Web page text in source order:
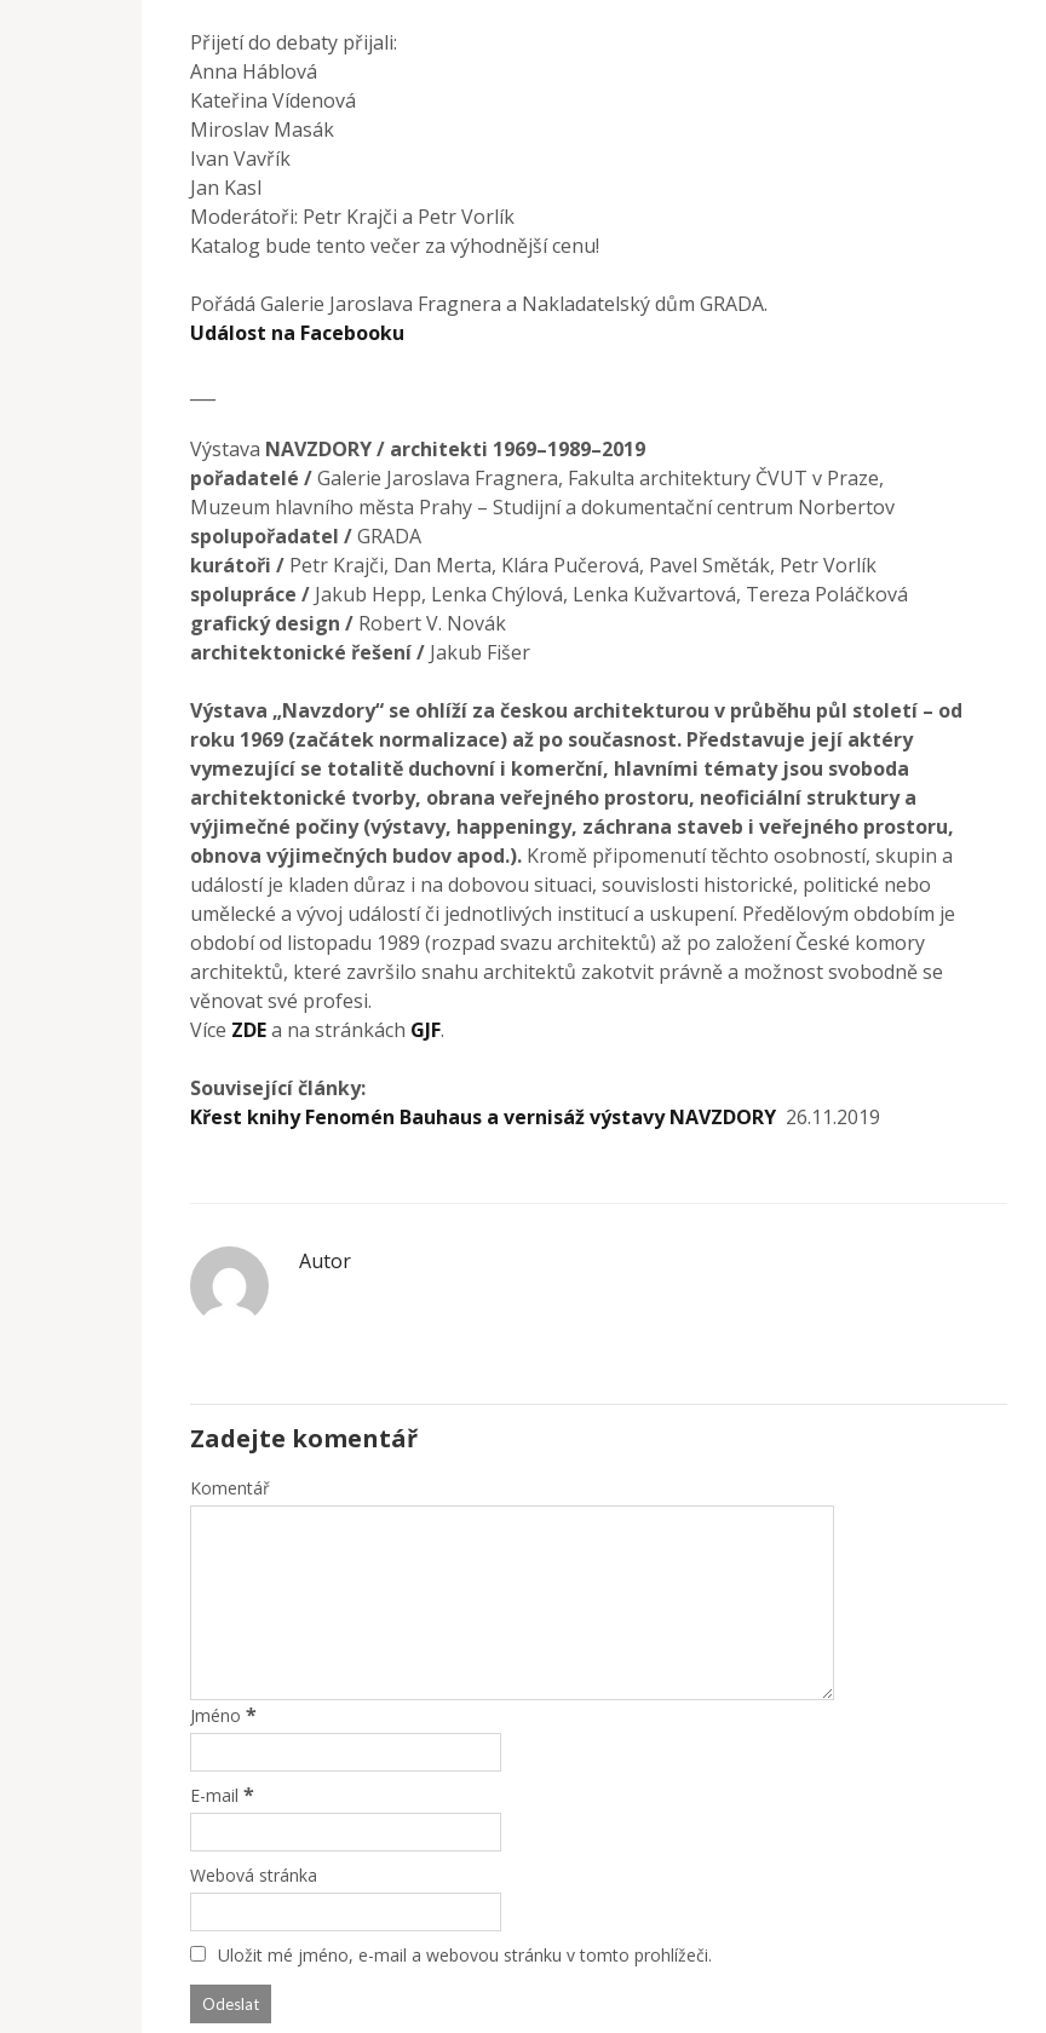
Přijetí do debaty přijali:
Anna Háblová
Kateřina Vídenová
Miroslav Masák
Ivan Vavřík
Jan Kasl
Moderátoři: Petr Krajči a Petr Vorlík
Katalog bude tento večer za výhodnější cenu!
Pořádá Galerie Jaroslava Fragnera a Nakladatelský dům GRADA.
Událost na Facebooku
Výstava NAVZDORY / architekti 1969–1989–2019
pořadatelé /Galerie Jaroslava Fragnera, Fakulta architektury ČVUT v Praze,
Muzeum hlavního města Prahy – Studijní a dokumentační centrum Norbertov
spolupořadatel /GRADA
kurátoři / Petr Krajči, Dan Merta, Klára Pučerová, Pavel Směták, Petr Vorlík
spolupráce / Jakub Hepp, Lenka Chýlová, Lenka Kužvartová, Tereza Poláčková
grafický design / Robert V. Novák
architektonické řešení / Jakub Fišer
Výstava „Navzdory“ se ohlíží za českou architekturou v průběhu půl století – od
roku 1969 (začátek normalizace) až po současnost. Představuje její aktéry
vymezující se totalitě duchovní i komerční, hlavními tématy jsou svoboda
architektonické tvorby, obrana veřejného prostoru, neoficiální struktury a
výjimečné počiny (výstavy, happeningy, záchrana staveb i veřejného prostoru,
obnova výjimečných budov apod.). Kromě připomenutí těchto osobností, skupin a
událostí je kladen důraz i na dobovou situaci, souvislosti historické, politické nebo
umělecké a vývoj událostí či jednotlivých institucí a uskupení. Předělovým obdobím je
období od listopadu 1989 (rozpad svazu architektů) až po založení České komory
architektů, které završilo snahu architektů zakotvit právně a možnost svobodně se
věnovat své profesi.
Více ZDEa na stránkách GJF.
Související články:
Křest knihy Fenomén Bauhaus a vernisáž výstavy NAVZDORY 26.11.2019
Autor
Zadejte komentář
Komentář
Jméno *
E-mail *
Webová stránka
Uložit mé jméno, e-mail a webovou stránku v tomto prohlížeči.